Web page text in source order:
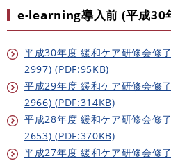
e-learning導入前 (平成30
平成30年度 緩和ケア研修会修
2997) (PDF:95KB)
平成29年度 緩和ケア研修会修
2966) (PDF:314KB)
平成28年度 緩和ケア研修会修
2653) (PDF:370KB)
平成27年度 緩和ケア研修会修